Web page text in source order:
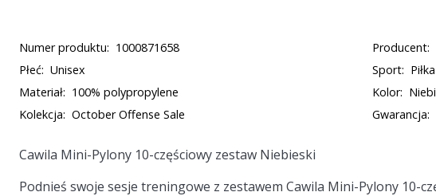
Numer produktu: 1000871658 Producent:
Płeć: Unisex Sport:
Materiał: 100% polypropylene Kolor:
Kolekcja: October Offense Sale Gwarancja:
Cawila Mini-Pylony 10-częściowy zestaw Niebieski
Podnieś swoje sesje treningowe z zestawem Cawila Mini-Pylony 10-